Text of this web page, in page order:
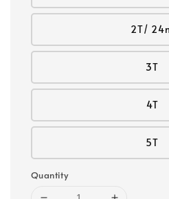
2T/
3T
4T
5T
Quantity